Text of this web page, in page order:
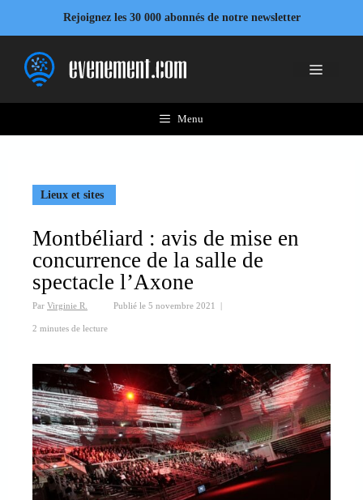
contenu
Rejoignez les 30 000 abonnés de notre newsletter
Menu
Menu
Lieux et sites
Montbéliard : avis de mise en
concurrence de la salle de
spectacle l’Axone
Par Virginie R. Publié le 5 novembre 2021 |
2 minutes de lecture